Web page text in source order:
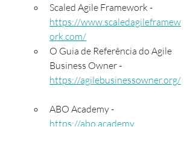
Scaled Agile Framework -
https://www.scaledagileframew
ork.com/
O Guia de Referência do Agile
Business Owner -
https://agilebusinessowner.org/
ABO Academy -
https://abo.academy